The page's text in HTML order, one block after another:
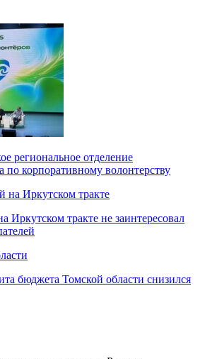
региональное отделение
по корпоративному волонтерству
Иркутском тракте не заинтересовал
бюджета Томской области снизился